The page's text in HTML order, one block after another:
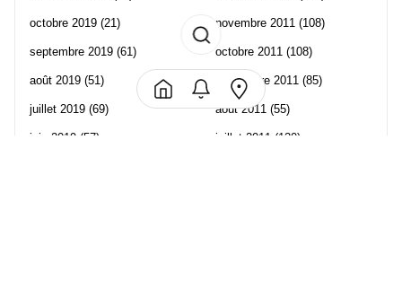
octobre 2019 (21)
septembre 2019 (61)
août 2019 (51)
juillet 2019 (69)
juin 2019 (57)
novembre 2011 (108)
octobre 2011 (108)
septembre 2011 (85)
août 2011 (55)
juillet 2011 (120)